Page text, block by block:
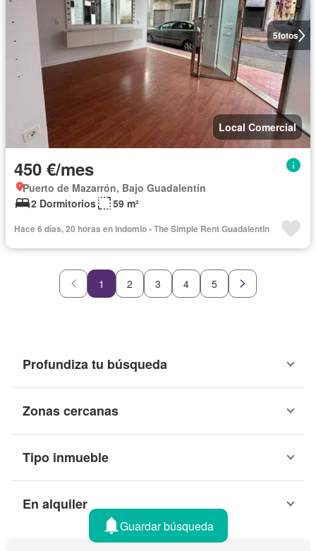
5fotos
Local Comercial
450 €/mes
Puerto de Mazarrón, Bajo Guadalentín
2 Dormitorios
59 m²
Hace 6 días, 20 horas en Indomio - The Simple Rent Guadalentin
1 2 3 4 5
Profundiza tu búsqueda
Zonas cercanas
Tipo inmueble
En alquiler
Guardar búsqueda